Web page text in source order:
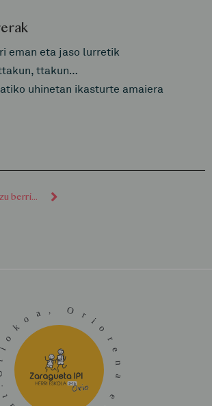
eman eta jaso lurretik
ttakun…
uhinetan ikasturte amaiera
Mezu berriagoak